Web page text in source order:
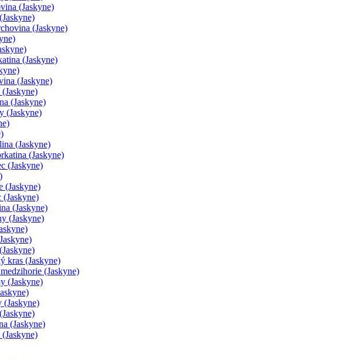
(Jaskyne)
(Jaskyne)
(Jaskyne)
(Jaskyne)
(Jaskyne)
(Jaskyne)
(Jaskyne)
(Jaskyne)
(Jaskyne)
(Jaskyne)
(Jaskyne)
(Jaskyne)
(Jaskyne)
kras (Jaskyne)
(Jaskyne)
(Jaskyne)
(Jaskyne)
(Jaskyne)